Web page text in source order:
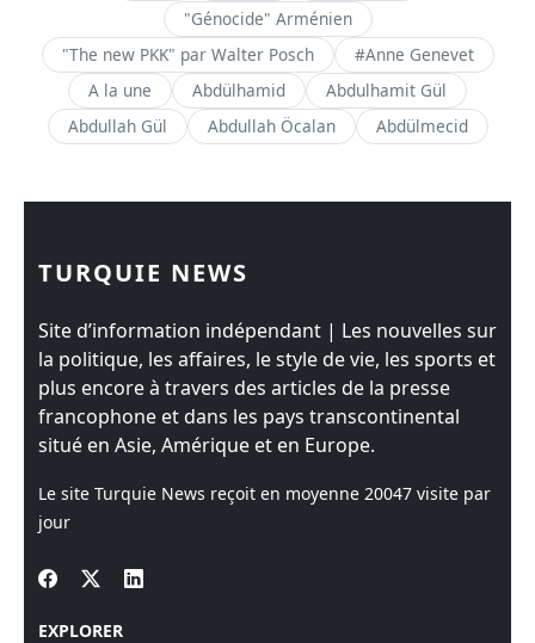
"Génocide" Arménien
"The new PKK" par Walter Posch
#Anne Genevet
A la une
Abdülhamid
Abdulhamit Gül
Abdullah Gül
Abdullah Öcalan Abdülmecid
TURQUIE NEWS
Site d’information indépendant | Les nouvelles sur
la politique, les affaires, le style de vie, les sports et
plus encore à travers des articles de la presse
francophone et dans les pays transcontinental
situé en Asie, Amérique et en Europe.
Le site Turquie News reçoit en moyenne 20047 visite par
jour
EXPLORER